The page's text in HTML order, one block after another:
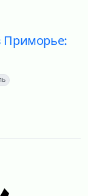
Приморье: